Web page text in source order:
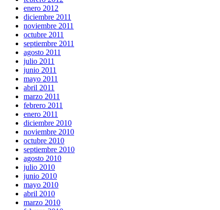
enero 2012
diciembre 2011
noviembre 2011
octubre 2011
septiembre 2011
agosto 2011
julio 2011
junio 2011
mayo 2011
abril 2011
marzo 2011
febrero 2011
enero 2011
diciembre 2010
noviembre 2010
octubre 2010
septiembre 2010
agosto 2010
julio 2010
junio 2010
mayo 2010
abril 2010
marzo 2010